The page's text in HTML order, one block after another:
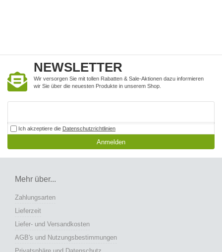
NEWSLETTER
Wir versorgen Sie mit tollen Rabatten & Sale-Aktionen dazu informieren
wir Sie über die neuesten Produkte in unserem Shop.
Ich akzeptiere die Datenschutzrichtlinien
Anmelden
Mehr über...
Zahlungsarten
Lieferzeit
Liefer- und Versandkosten
AGB's und Nutzungsbestimmungen